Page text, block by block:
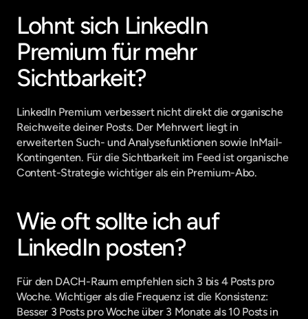
Lohnt sich LinkedIn
Premium für mehr
Sichtbarkeit?
LinkedIn Premium verbessert nicht direkt die organische
Reichweite deiner Posts. Der Mehrwert liegt in
erweiterten Such- und Analysefunktionen sowie InMail-
Kontingenten. Für die Sichtbarkeit im Feed ist organische
Content-Strategie wichtiger als ein Premium-Abo.
Wie oft sollte ich auf
LinkedIn posten?
Für den DACH-Raum empfehlen sich 3 bis 4 Posts pro
Woche. Wichtiger als die Frequenz ist die Konsistenz:
Besser 3 Posts pro Woche über 3 Monate als 10 Posts in